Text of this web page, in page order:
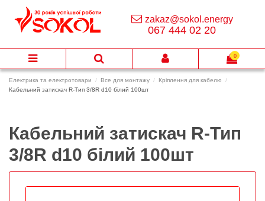
Електрика та електротовари Все для монтажу
Кріплення для кабелю
Кабельний затискач R-Тип 3/8R d10 білий 100шт
Кабельний затискач R-Тип
3/8R d10 білий 100шт
zakaz@sokol.energy
067 444 02 20
0